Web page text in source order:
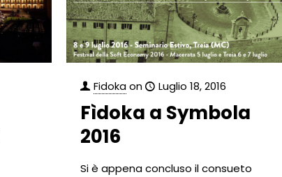
Fidoka on Luglio 18, 2016
Fìdoka a Symbola
2016
Si è appena concluso il consueto